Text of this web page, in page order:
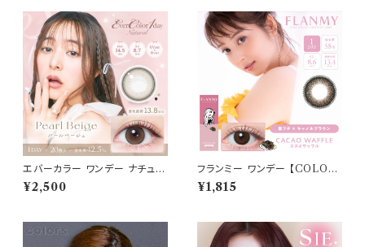
ン カラーコンタクト ナチュラル
ブラック ブラウン 裸眼風 フチ
ベージュ グレー 1日使い捨て
ラウン グレーカラコン カラー コ
ンタクト コンタクトレンズ
エバーカラー ワンデー ナチュラ
ル【パールベージュ】1箱20枚 1
4.5mm 度なし 度あり カラーコ
¥2,500
フランミー ワンデー 【COLOR：
カカオワッフル】【 1箱 10枚】 14.
2mm 14.5mm 8.5mm 8.6m
タクトレンズ
¥1,815